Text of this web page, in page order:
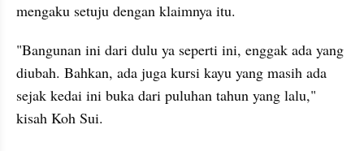
mengaku setuju dengan klaimnya itu.
"Bangunan ini dari dulu ya seperti ini, enggak ada yang
diubah. Bahkan, ada juga kursi kayu yang masih ada
sejak kedai ini buka dari puluhan tahun yang lalu,"
kisah Koh Sui.